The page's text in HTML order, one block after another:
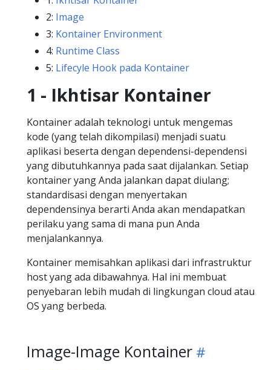
2: Image
3: Kontainer Environment
4: Runtime Class
5: Lifecyle Hook pada Kontainer
1 - Ikhtisar Kontainer
Kontainer adalah teknologi untuk mengemas
kode (yang telah dikompilasi) menjadi suatu
aplikasi beserta dengan dependensi-dependensi
yang dibutuhkannya pada saat dijalankan. Setiap
kontainer yang Anda jalankan dapat diulang;
standardisasi dengan menyertakan
dependensinya berarti Anda akan mendapatkan
perilaku yang sama di mana pun Anda
menjalankannya.
Kontainer memisahkan aplikasi dari infrastruktur
host yang ada dibawahnya. Hal ini membuat
penyebaran lebih mudah di lingkungan cloud atau
OS yang berbeda.
Image-Image Kontainer